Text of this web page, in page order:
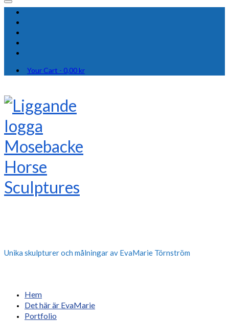
Your Cart - 0,00kr
Unika skulpturer och målningar av EvaMarie Törnström
Hem
Det här är EvaMarie
Portfolio